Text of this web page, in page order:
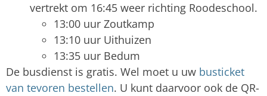
vertrekt om 16:45 weer richting Roodeschool.
13:00 uur Zoutkamp
13:10 uur Uithuizen
13:35 uur Bedum
De busdienst is gratis. Wel moet u uw busticket
van tevoren bestellen. U kunt daarvoor ook de QR-